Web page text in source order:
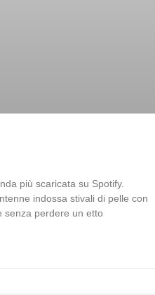
più scaricata su Spotify.
indossa stivali di pelle con
senza perdere un etto